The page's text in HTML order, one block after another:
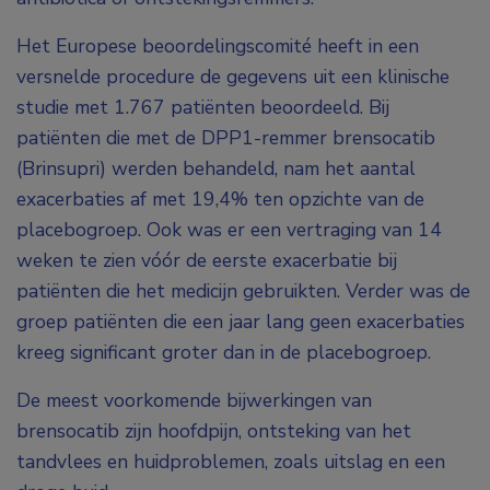
Het Europese beoordelingscomité heeft in een
versnelde procedure de gegevens uit een klinische
studie met 1.767 patiënten beoordeeld. Bij
patiënten die met de DPP1-remmer brensocatib
(Brinsupri) werden behandeld, nam het aantal
exacerbaties af met 19,4% ten opzichte van de
placebogroep. Ook was er een vertraging van 14
weken te zien vóór de eerste exacerbatie bij
patiënten die het medicijn gebruikten. Verder was de
groep patiënten die een jaar lang geen exacerbaties
kreeg significant groter dan in de placebogroep.
De meest voorkomende bijwerkingen van
brensocatib zijn hoofdpijn, ontsteking van het
tandvlees en huidproblemen, zoals uitslag en een